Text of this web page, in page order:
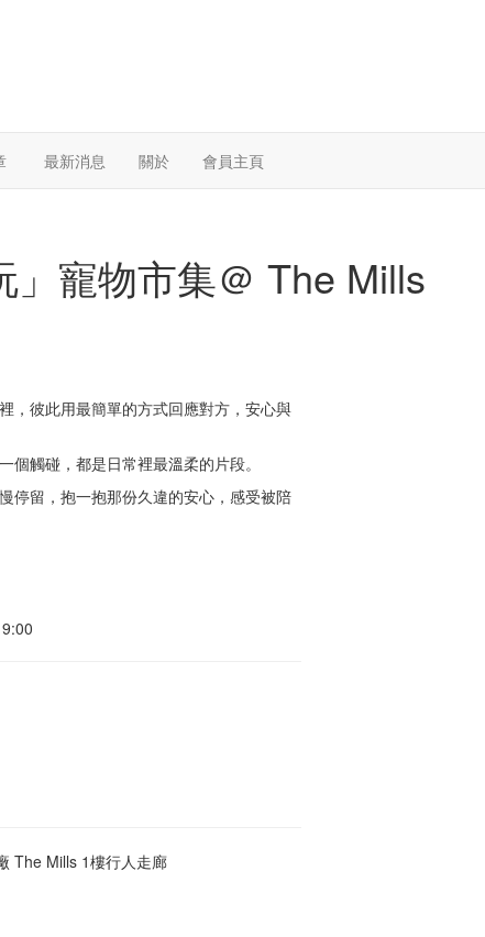
最新消息 關於 會員主頁
」寵物市集＠ The Mills
，彼此用最簡單的方式回應對方，安心與
觸碰，都是日常裡最溫柔的片段。
停留，抱一抱那份久違的安心，感受被陪
The Mills 1樓行人走廊